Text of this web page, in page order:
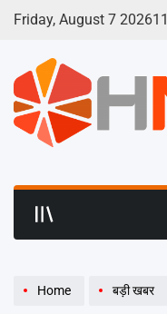
Skip
Friday, August 7 202611
Home बड़ी खबर